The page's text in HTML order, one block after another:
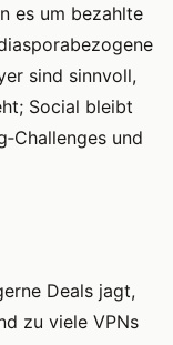
es um bezahlte
sind sinnvoll,
Social bleibt
und
Deals jagt,
zu viele VPNs